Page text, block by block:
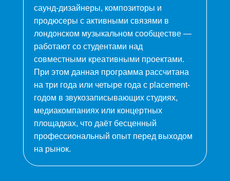
саунд-дизайнеры, композиторы и
продюсеры с активными связями в
лондонском музыкальном сообществе —
работают со студентами над
совместными креативными проектами.
При этом данная программа рассчитана
на три года или четыре года с placement-
годом в звукозаписывающих студиях,
медиакомпаниях или концертных
площадках, что даёт бесценный
профессиональный опыт перед выходом
на рынок.